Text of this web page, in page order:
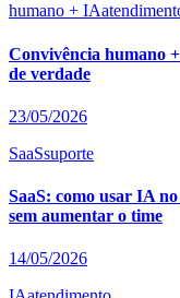
humano + IA
Convivência humano
de verdade
23/05/2026
SaaSsuporte
SaaS: como usar IA
sem aumentar o time
14/05/2026